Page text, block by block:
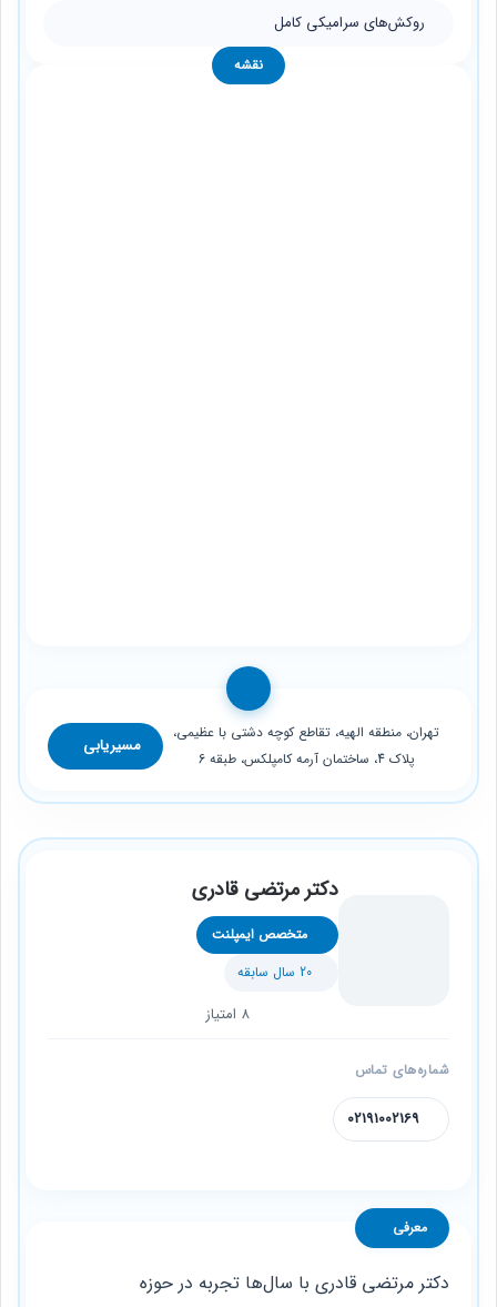
روکش‌های سرامیکی کامل
نقشه
تهران، منطقه الهیه، تقاطع کوچه دشتی با عظیمی،
پلاک 4، ساختمان آرمه کامپلکس، طبقه 6
مسیریابی
دکتر مرتضی قادری
متخصص ایمپلنت
20 سال سابقه
8 امتیاز
شماره‌های تماس
02191002169
معرفی
دکتر مرتضی قادری با سال‌ها تجربه در حوزه